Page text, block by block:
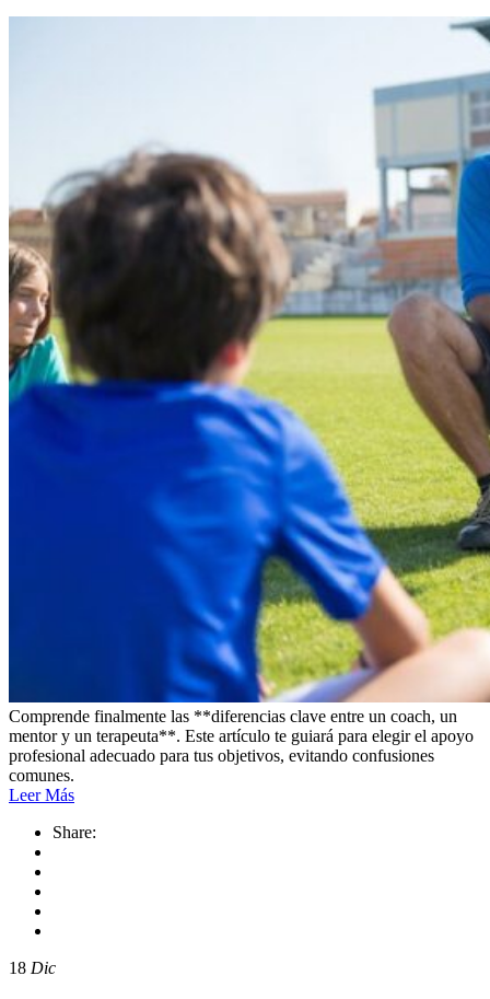
Comprende finalmente las **diferencias clave entre un coach, un
mentor y un terapeuta**. Este artículo te guiará para elegir el apoyo
profesional adecuado para tus objetivos, evitando confusiones
comunes.
Leer Más
Share:
18 Dic